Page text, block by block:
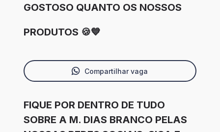
GOSTOSO QUANTO OS NOSSOS
PRODUTOS 🍪💙
Compartilhar vaga
FIQUE POR DENTRO DE TUDO
SOBRE A M. DIAS BRANCO PELAS